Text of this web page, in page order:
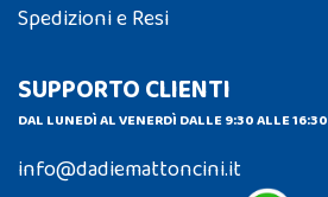
Spedizioni e Resi
SUPPORTO CLIENTI
DAL LUNEDÌ AL VENERDÌ DALLE 9:30 ALLE 16:30
info@dadiemattoncini.it